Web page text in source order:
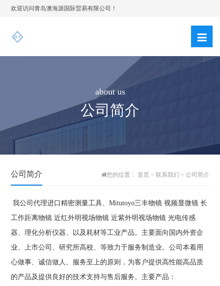
欢迎访问青岛澳海源国际贸易有限公司！
about us
公司简介
公司简介 您的位置： 首页> 联系我们 > 公司简介
我公司代理进口精密测量工具、Mitutoyo三丰物镜 视频显微镜 长
工作距离物镜 近红外明视场物镜 近紫外明视场物镜 光电传感
器、理化分析仪器、以及耗材等工业产品。主要面向国内外资企
业、上市公司、研究所高校、等致力于服务制造业。公司本着用
心做事、诚信做人、服务至上的原则，为客户提供高性能高品质
的产品及提供良好的技术支持与售后服务。主要产品：